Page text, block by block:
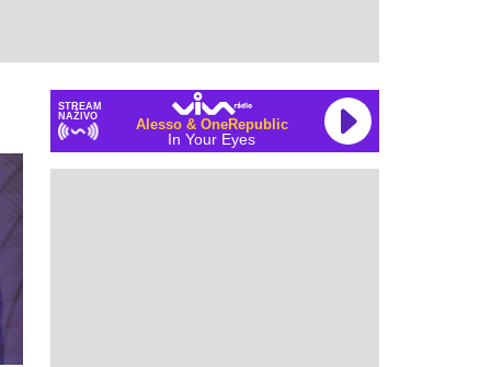
STREAM
NAŽIVO
Alesso & OneRepublic
In Your Eyes